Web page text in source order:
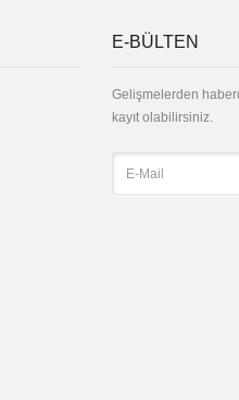
E-BÜLTEN
Gelişmelerden
kayıt olabilirsiniz.